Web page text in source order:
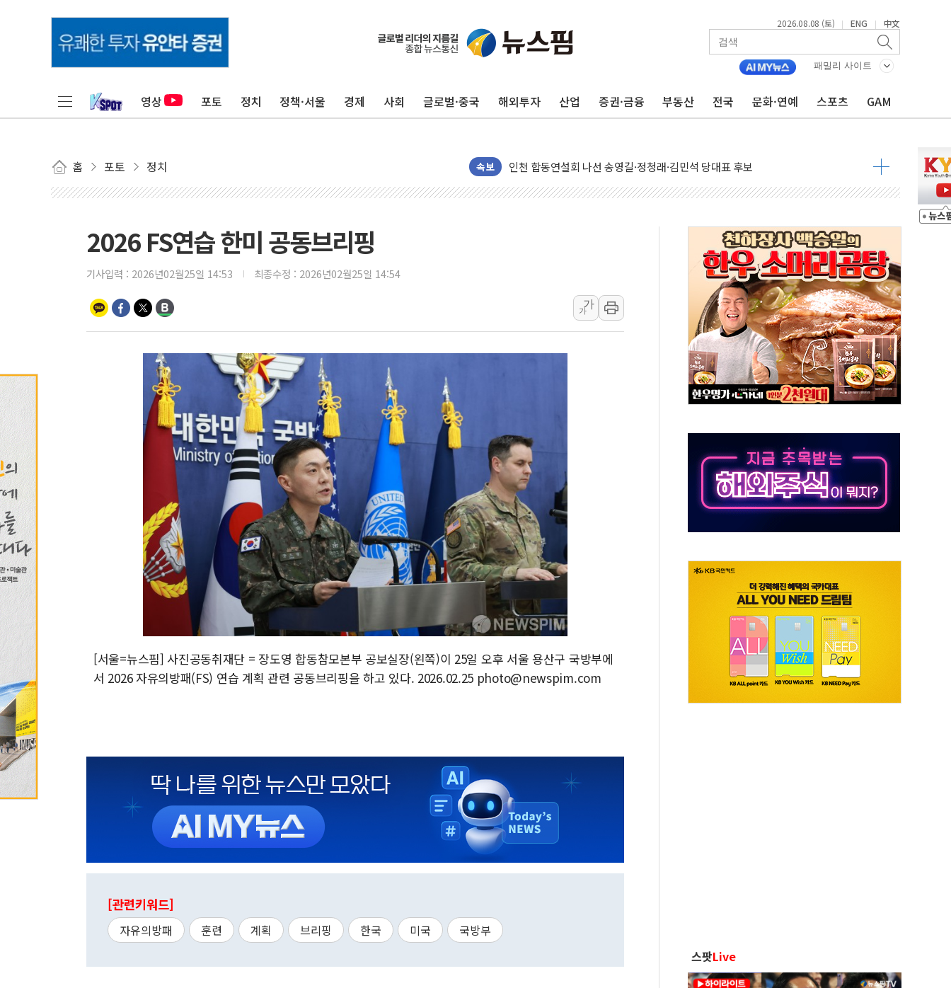
2026.08.08 (토) | ENG | 中文
패밀리 사이트
영상 포토 정치 정책·서울 경제 사회 글로벌·중국 해외투자 산업 증권·금융 부동산 전국 문화·연예 스포츠 GAM
홈 포토 정치 속보
울진·영덕 '호우특보'-포항 '산사태 주의보'...경북도, 호우 피해·통제구간 없어
인천 합동연설회 나선 송영길·정청래·김민석 당대표 후보
김민석, 2주차 제주·인천 경선서 정청래에 승리...47.75% vs 42.08%
[속보] 민주, 제주·인천 경선 결과 발표...김민석 47.75% 정청래 42.08%
[속보] 민주, 인천 경선 결과 발표...김민석 45.09% 정청래 43.27% 송영길 11.63%
[속보] 민주, 제주 경선 결과 발표...김민석 52.64% 정청래 39.89% 송영길 7.47%
이번주 국내 주요 금융일정(8.10~8.14)
美, 이란전 출구전략 만지작…공습 한계·탄약 부족 현실화
강릉·동해·삼척 시간당 최대 50㎜ 폭우…강원 동해안 강한 비 이어져
폐기물 수거하다 참변…60대 환경미화원 수거차에 치여 사망
서울 중랑구 주택가서 흉기 난동…60대 남성 2명 숨져
李대통령 "결혼 때문에 손해 보는 일 없게"…'결혼 페널티' 22개 과제 손본다
추미애, '위안부' 피해자 기림의 날 참석..."국제적 시민 연대로 목소리 내야"
인천 선재도 갯벌서 해루질 중 실종 60대 나흘만에 숨진 채 발견
인천서 말다툼 중 어머니 흉기 살해 10대 아들 체포
'화합' 꺼낸 김민석에 '뻔뻔' 받아친 정청래…제주 연설서 신경전 고조
李대통령, ISA 개편 재검토 지시…與 "적극 환영"·野 "졸속 국정"
2026 FS연습 한미 공동브리핑
기사입력 : 2026년02월25일 14:53 최종수정 : 2026년02월25일 14:54
가
가
[서울=뉴스핌] 사진공동취재단 = 장도영 합동참모본부 공보실장(왼쪽)이 25일 오후 서울 용산구 국방부에
서 2026 자유의방패(FS) 연습 계획 관련 공동브리핑을 하고 있다. 2026.02.25 photo@newspim.com
[관련키워드]
자유의방패 훈련 계획 브리핑 한국 미국 국방부
스팟Live